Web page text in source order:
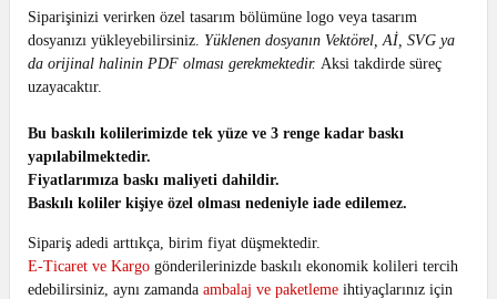
Siparişinizi verirken özel tasarım bölümüne logo veya tasarım
dosyanızı yükleyebilirsiniz. Yüklenen dosyanın Vektörel, Aİ, SVG ya
da orijinal halinin PDF olması gerekmektedir. Aksi takdirde süreç
uzayacaktır.
Bu baskılı kolilerimizde tek yüze ve 3 renge kadar baskı
yapılabilmektedir.
Fiyatlarımıza baskı maliyeti dahildir.
Baskılı koliler kişiye özel olması nedeniyle iade edilemez.
Sipariş adedi arttıkça, birim fiyat düşmektedir.
E-Ticaret ve Kargo gönderilerinizde baskılı ekonomik kolileri tercih
edebilirsiniz, aynı zamanda ambalaj ve paketleme ihtiyaçlarınız için